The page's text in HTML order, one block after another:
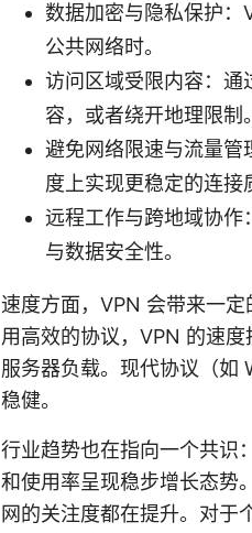
数据加密与隐私保护：
公共网络时。
访问区域受限内容：通
容，或者绕开地理限制。
避免网络限速与流量管
度上实现更稳定的连接
远程工作与跨地域协作
与数据安全性。
速度方面，VPN 会带来一
用高效的协议，VPN 的速
服务器负载。现代协议（如
稳健。
行业趋势也在指向一个共识
和使用率呈现稳步增长态势
网的关注度都在提升。对于